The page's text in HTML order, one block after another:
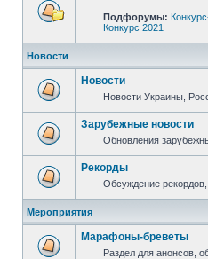
Подфорумы:
Конкурс 2021
Новости
Новости
Новости Украины,
Зарубежные новости
Обновления
Рекорды
Обсуждение
Мероприятия
Марафоны-бреветы
Раздел для анонсов,